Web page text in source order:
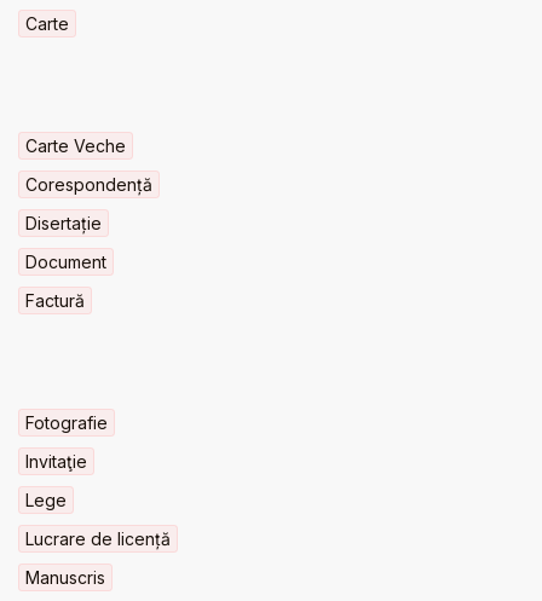
Carte
Carte Veche
Corespondență
Disertație
Document
Factură
Fotografie
Invitaţie
Lege
Lucrare de licență
Manuscris